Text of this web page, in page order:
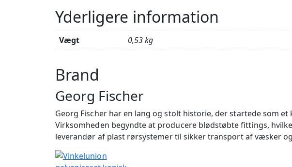
Yderligere information
Vægt 0,53 kg
Brand
Georg Fischer
Georg Fischer har en lang og stolt historie, der startede som
Virksomheden begyndte at producere blødstøbte fittings,
leverandør af plast rørsystemer til sikker transport af væsker